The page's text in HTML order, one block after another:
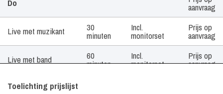
Do aanvraag
Live met muzikant 30
minuten
Incl.
monitorset
Prijs op
aanvraag
Live met band 60
minuten
Incl.
monitorset
Prijs op
aanvraag
Gastsoliste
Toelichting prijslijst